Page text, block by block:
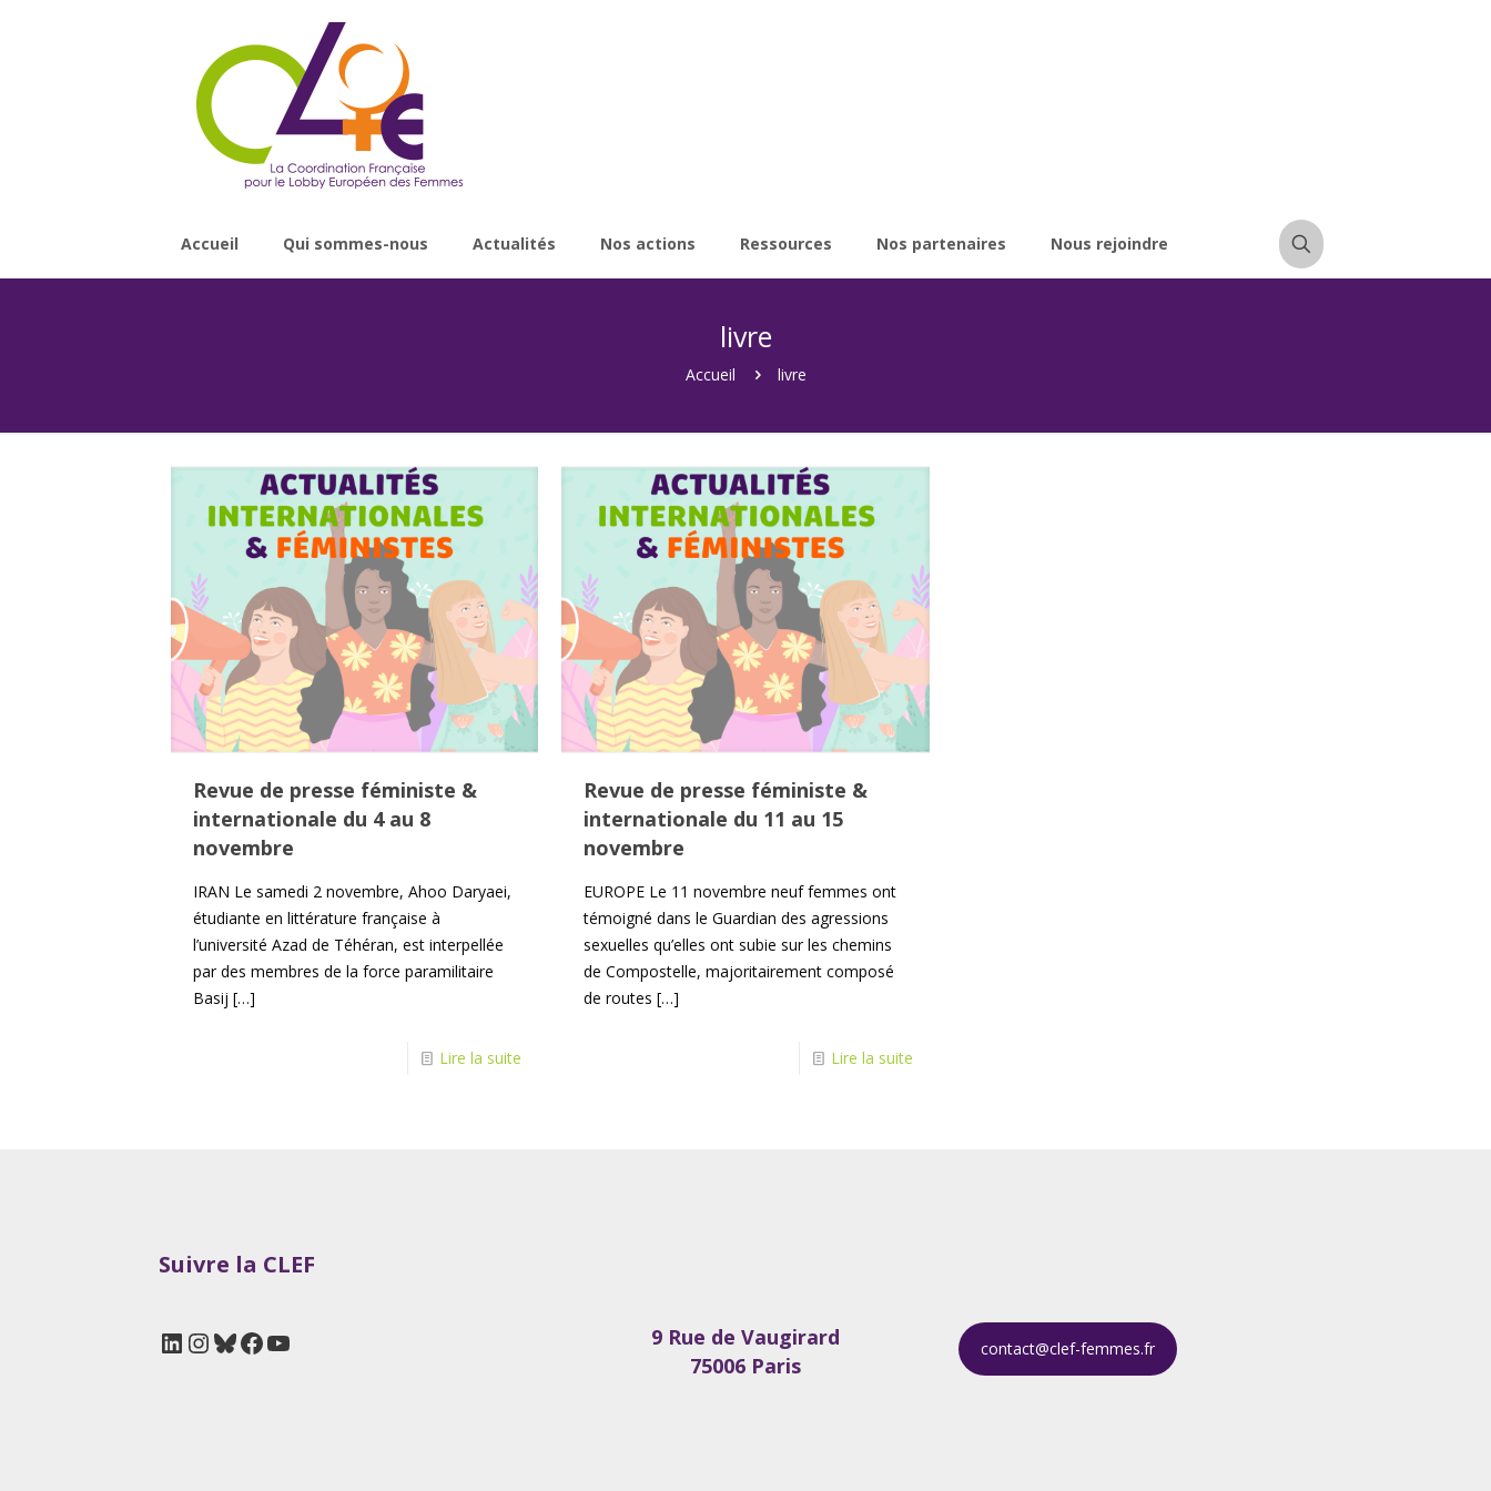
Accueil Qui sommes-nous Actualités Nos actions Ressources Nos partenaires Nous rejoindre
livre
Accueil livre
Revue de presse féministe &
internationale du 4 au 8
novembre
IRAN Le samedi 2 novembre, Ahoo Daryaei,
étudiante en littérature française à
l’université Azad de Téhéran, est interpellée
par des membres de la force paramilitaire
Basij […]
Lire la suite
Revue de presse féministe &
internationale du 11 au 15
novembre
EUROPE Le 11 novembre neuf femmes ont
témoigné dans le Guardian des agressions
sexuelles qu’elles ont subie sur les chemins
de Compostelle, majoritairement composé
de routes […]
Lire la suite
Suivre la CLEF
LinkedIn
Instagram
Bluesky
Facebook
YouTube
9 Rue de Vaugirard
75006 Paris
contact@clef-femmes.fr